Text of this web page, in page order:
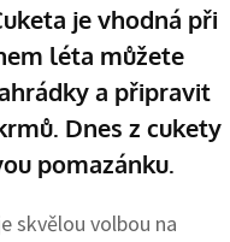
je vhodná při
léta můžete
a připravit
Dnes z cukety
pomazánku.
skvělou volbou na